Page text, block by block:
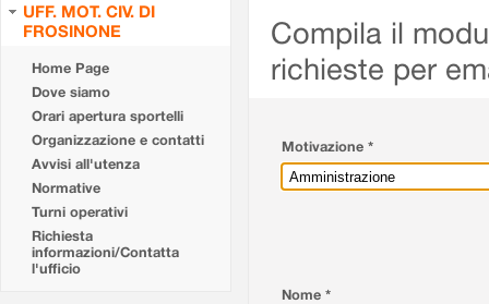
UFF. MOT. CIV. DI
FROSINONE
Home Page
Dove siamo
Orari apertura sportelli
Organizzazione e contatti
Avvisi all'utenza
Normative
Turni operativi
Richiesta
informazioni/Contatta
l'ufficio
Compila il
richieste per
Motivazione *
Nome *